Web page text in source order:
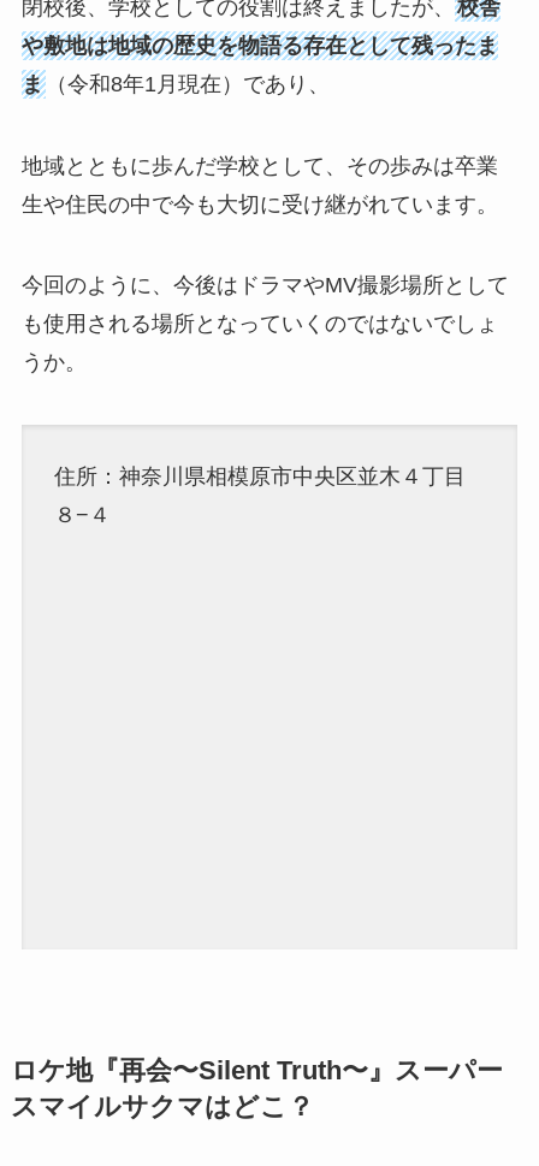
閉校後、学校としての役割は終えましたが、 校舎
や敷地は地域の歴史を物語る存在として残ったま
ま（令和8年1月現在）であり、
地域とともに歩んだ学校として、その歩みは卒業
生や住民の中で今も大切に受け継がれています。
今回のように、今後はドラマやMV撮影場所として
も使用される場所となっていくのではないでしょ
うか。
住所：神奈川県相模原市中央区並木４丁目
８−４
ロケ地『再会〜Silent Truth〜』 スーパー
スマイルサクマはどこ？